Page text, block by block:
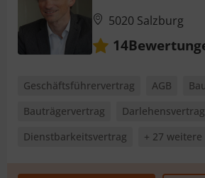
5020 Salzburg
14
Geschäftsführervertrag AGB
Bauträgervertrag
Darlehensvertrag
Dienstbarkeitsvertrag
+ 27 weitere